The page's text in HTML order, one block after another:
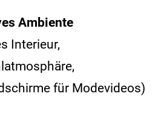
Ambiente
Interieur,
für Modevideos)